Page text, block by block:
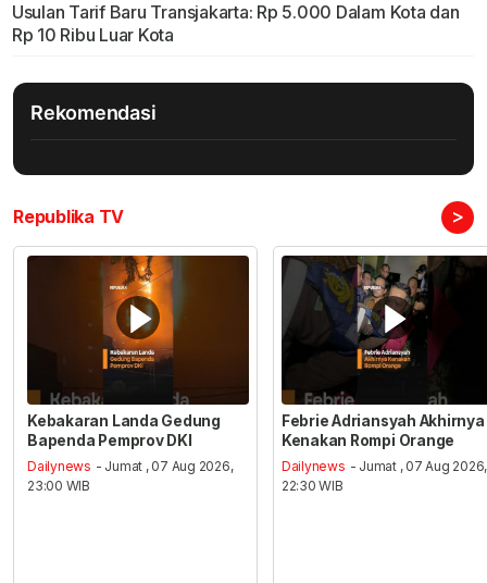
Usulan Tarif Baru Transjakarta: Rp 5.000 Dalam Kota dan
Rp 10 Ribu Luar Kota
Rekomendasi
Republika TV >
Kebakaran Landa Gedung
Bapenda Pemprov DKI
Dailynews - Jumat , 07 Aug 2026,
23:00 WIB
Febrie Adriansyah Akhirnya
Kenakan Rompi Orange
Dailynews - Jumat , 07 Aug 2026,
22:30 WIB